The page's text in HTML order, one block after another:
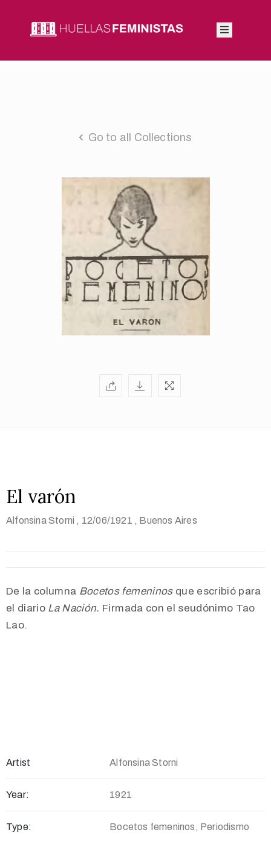
Inicio
Go to all Collections
El varón
Alfonsina Storni , 12/06/1921 , Buenos Aires
De la columna Bocetos femeninosque escribió para
el diario La Nación. Firmada con el seudónimo Tao
Lao.
Artist Alfonsina Storni
Year: 1921
Type: Bocetos femeninos, Periodismo